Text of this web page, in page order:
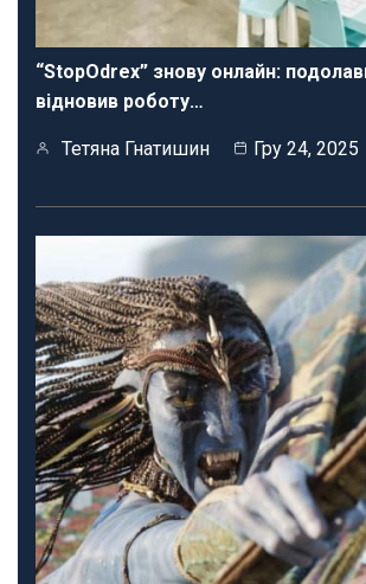
“StopOdrex” знову онлайн:
відновив роботу…
Тетяна Гнатишин Гру 24, 2025